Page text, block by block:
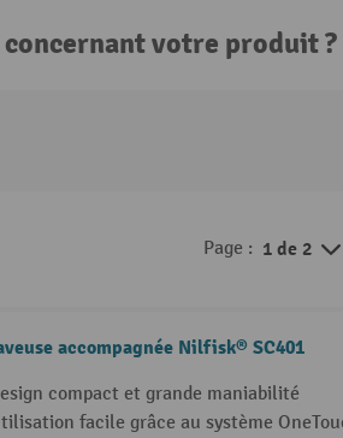
votre produit ?
Page : 1 de 2
accompagnée Nilfisk® SC401
compact et grande maniabilité
facile grâce au système